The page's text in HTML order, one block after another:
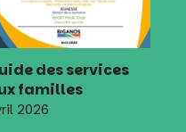
des services
familles
2026